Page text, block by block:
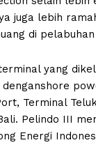
juga lebih
di
yang
Terminal
Pelindo III
Energi